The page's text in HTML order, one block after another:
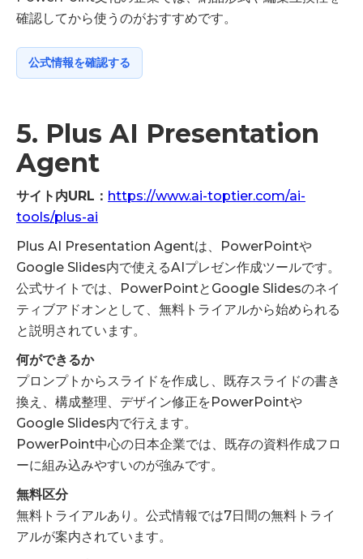
確認してから使うのがおすすめです。
公式情報を確認する
5. Plus AI Presentation
Agent
サイト内URL： https://www.ai-toptier.com/ai-
tools/plus-ai
Plus AI Presentation Agentは、PowerPointや
Google Slides内で使えるAIプレゼン作成ツールです。
公式サイトでは、PowerPointとGoogle Slidesのネイ
ティブアドオンとして、無料トライアルから始められる
と説明されています。
何ができるか
プロンプトからスライドを作成し、既存スライドの書き
換え、構成整理、デザイン修正をPowerPointや
Google Slides内で行えます。
PowerPoint中心の日本企業では、既存の資料作成フロ
ーに組み込みやすいのが強みです。
無料区分
無料トライアルあり。公式情報では7日間の無料トライ
アルが案内されています。